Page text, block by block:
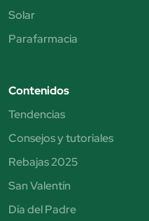
Solar
Parafarmacia
Contenidos
Tendencias
Consejos y tutoriales
Rebajas 2025
San Valentín
Día del Padre